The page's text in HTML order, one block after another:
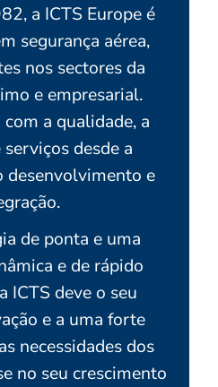
a ICTS Europe é
segurança aérea,
nos sectores da
e empresarial.
a qualidade, a
desde a
desenvolvimento e
de ponta e uma
e de rápido
ICTS deve o seu
e a uma forte
necessidades dos
no seu crescimento